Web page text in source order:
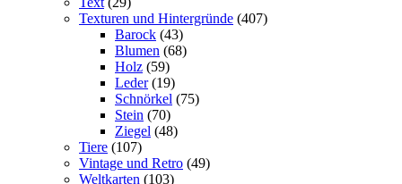
Texturen und Hintergründe (407)
Barock (43)
Blumen (68)
Holz (59)
Leder (19)
Schnörkel (75)
Stein (70)
Ziegel (48)
Tiere (107)
Vintage und Retro (49)
Weltkarten (103)